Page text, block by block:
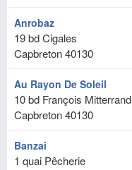
Anrobaz
19 bd Cigales
Capbreton40130
Au Rayon De Soleil
10 bd François Mitterrand
Capbreton40130
Banzai
1 quai Pêcherie